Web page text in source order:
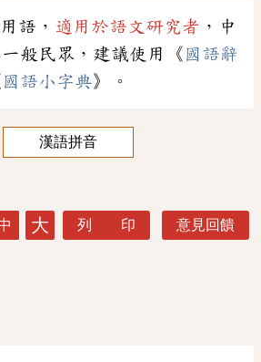
語， 適用於語文研究者 ，中
般民眾，建議使用《 國語辭
國語小字典》。
漢語拼音
大 列 印 意見回饋